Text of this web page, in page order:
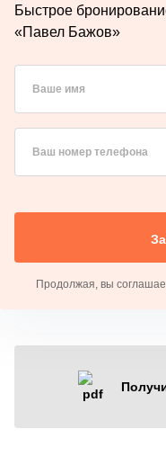
Быстрое
«Павел Бажов»
Ваше имя
Ваш номер телефона
Продолжая, вы